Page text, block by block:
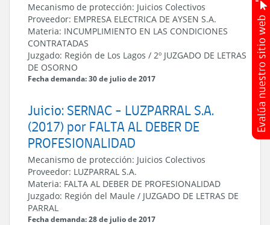
Mecanismo de protección: Juicios Colectivos
Proveedor: EMPRESA ELECTRICA DE AYSEN S.A.
Materia: INCUMPLIMIENTO EN LAS CONDICIONES
CONTRATADAS
Juzgado: Región de Los Lagos / 2º JUZGADO DE LETRAS
DE OSORNO
Fecha demanda: 30 de julio de 2017
Juicio: SERNAC - LUZPARRAL S.A.
(2017) por FALTA AL DEBER DE
PROFESIONALIDAD
Mecanismo de protección: Juicios Colectivos
Proveedor: LUZPARRAL S.A.
Materia: FALTA AL DEBER DE PROFESIONALIDAD
Juzgado: Región del Maule / JUZGADO DE LETRAS DE
PARRAL
Fecha demanda: 28 de julio de 2017